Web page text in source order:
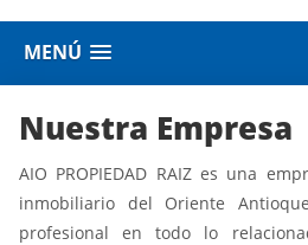
MENÚ
Nuestra Empresa
AIO PROPIEDAD RAIZ es una
inmobiliario del Oriente
profesional en todo lo